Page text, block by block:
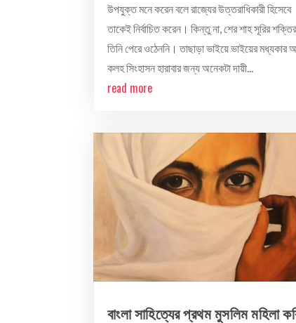
উপযুক্ত মনে করেন বলে রাজ্যের উত্তরাধিকারী হিসেবে
তাকেই নির্বাচিত করেন। কিন্তু না, শের শাহ সূরির
তিনি পেরে ওঠেননি। তাছাড়া ভাইয়ে ভাইয়ের মধ্যকার
কলহ সিংহাসন হারাবার জন্য অনেকটা দায়ী...
read more
বাংলা সাহিত্যের প্রথম মুসলিম মহিলা